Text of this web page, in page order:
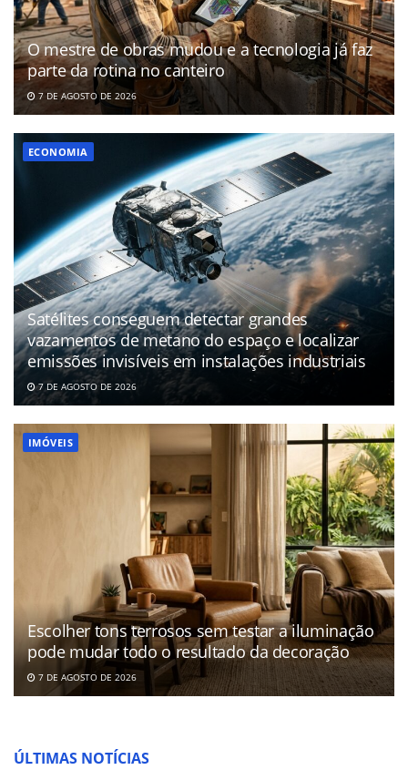
O mestre de obras mudou e a tecnologia já faz
parte da rotina no canteiro
7 DE AGOSTO DE 2026
ECONOMIA
Satélites conseguem detectar grandes
vazamentos de metano do espaço e localizar
emissões invisíveis em instalações industriais
7 DE AGOSTO DE 2026
IMÓVEIS
Escolher tons terrosos sem testar a iluminação
pode mudar todo o resultado da decoração
7 DE AGOSTO DE 2026
ÚLTIMAS NOTÍCIAS